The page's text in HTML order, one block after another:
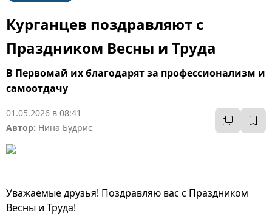
Курганцев поздравляют с
Праздником Весны и Труда
В Первомай их благодарят за профессионализм и
самоотдачу
01.05.2026 в 08:41
Автор: Нина Будрис
Уважаемые друзья! Поздравляю вас с Праздником
Весны и Труда!